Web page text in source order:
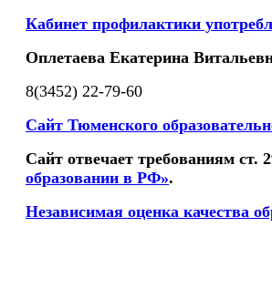
Кабинет профилактики
Оплетаева Екатерина
8(3452) 22-79-60
Сайт Тюменского
Сайт отвечает требованиям ст.
образовании в РФ».
Независимая оценка качества